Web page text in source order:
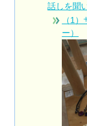
話しを聞
（1
ー）